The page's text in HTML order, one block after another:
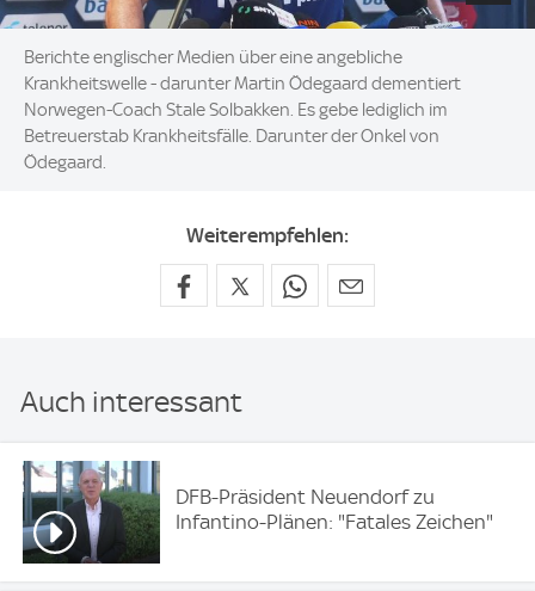
Berichte englischer Medien über eine angebliche
Krankheitswelle - darunter Martin Ödegaard dementiert
Norwegen-Coach Stale Solbakken. Es gebe lediglich im
Betreuerstab Krankheitsfälle. Darunter der Onkel von
Ödegaard.
Weiterempfehlen:
Auch interessant
DFB-Präsident Neuendorf zu
Infantino-Plänen: "Fatales Zeichen"